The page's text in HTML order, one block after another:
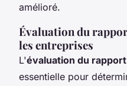
amélioré.
Évaluation du
les entreprises
L'évaluation du
essentielle pour